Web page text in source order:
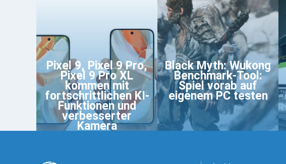
Pixel 9, Pixel 9 Pro,
Pixel 9 Pro XL
kommen mit
fortschrittlichen KI-
Funktionen und
verbesserter
Kamera
Black Myth: Wukong
Benchmark-Tool:
Spiel vorab auf
eigenem PC testen